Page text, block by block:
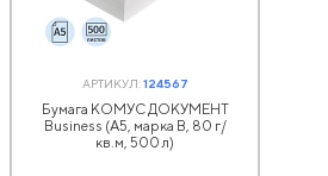
АРТИКУЛ:124567
Бумага КОМУС ДОКУМЕНТ
Business (А5, марка В, 80 г/
кв.м, 500 л)